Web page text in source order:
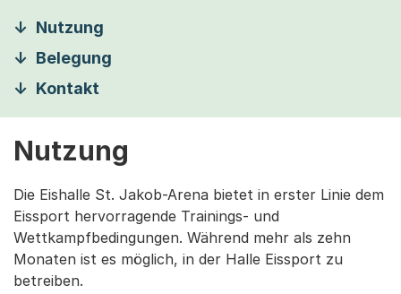
Nutzung
Belegung
Kontakt
Nutzung
Die Eishalle St. Jakob-Arena bietet in erster Linie dem
Eissport hervorragende Trainings- und
Wettkampfbedingungen. Während mehr als zehn
Monaten ist es möglich, in der Halle Eissport zu
betreiben.